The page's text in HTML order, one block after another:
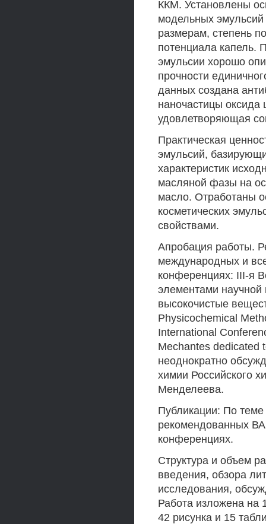
ККМ. Установлены
модельных
размерам, степень
потенциала капель.
эмульсии хорошо
прочности
данных создана
наночастицы оксида
удовлетворяющая
Практическая
эмульсий,
характеристик
масляной фазы на
масло. Отработаны
косметических
свойствами.
Апробация работы.
международных и
конференциях: III-я
элементами
высокочистые
Physicochemical
International
Mechantes dedicated
неоднократно
химии Российского
Менделеева.
Публикации: По теме
рекомендованных
конференциях.
Структура и объем
введения, обзора
исследования,
Работа изложена на
42 рисунка и 15